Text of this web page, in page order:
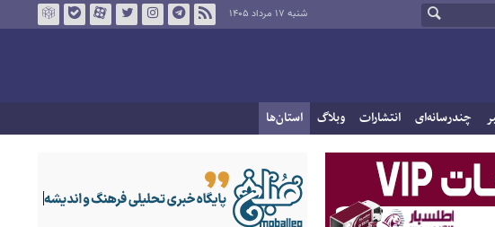
شنبه ۱۷ مرداد ۱۴۰۵
چندرسانه‌ای انتشارات وبلاگ استان‌ها